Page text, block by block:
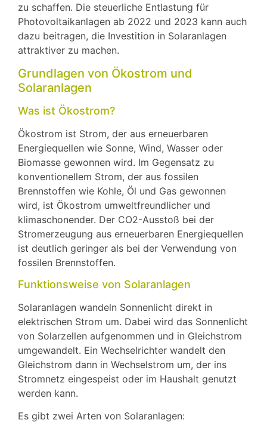
zu schaffen. Die steuerliche Entlastung für
Photovoltaikanlagen ab 2022 und 2023 kann auch
dazu beitragen, die Investition in Solaranlagen
attraktiver zu machen.
Grundlagen von Ökostrom und
Solaranlagen
Was ist Ökostrom?
Ökostrom ist Strom, der aus erneuerbaren
Energiequellen wie Sonne, Wind, Wasser oder
Biomasse gewonnen wird. Im Gegensatz zu
konventionellem Strom, der aus fossilen
Brennstoffen wie Kohle, Öl und Gas gewonnen
wird, ist Ökostrom umweltfreundlicher und
klimaschonender. Der CO2-Ausstoß bei der
Stromerzeugung aus erneuerbaren Energiequellen
ist deutlich geringer als bei der Verwendung von
fossilen Brennstoffen.
Funktionsweise von Solaranlagen
Solaranlagen wandeln Sonnenlicht direkt in
elektrischen Strom um. Dabei wird das Sonnenlicht
von Solarzellen aufgenommen und in Gleichstrom
umgewandelt. Ein Wechselrichter wandelt den
Gleichstrom dann in Wechselstrom um, der ins
Stromnetz eingespeist oder im Haushalt genutzt
werden kann.
Es gibt zwei Arten von Solaranlagen: